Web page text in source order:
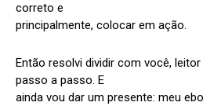
correto e
principalmente, colocar em ação.
Então resolvi dividir com você,
passo a passo. E
ainda vou dar um presente: meu